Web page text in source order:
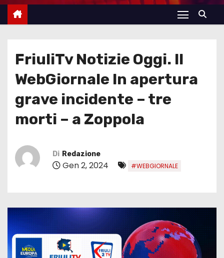
FriuliTv Notizie Oggi. Il
WebGiornale In apertura
grave incidente – tre
morti – a Zoppola
Di Redazione
Gen 2, 2024 #WEBGIORNALE